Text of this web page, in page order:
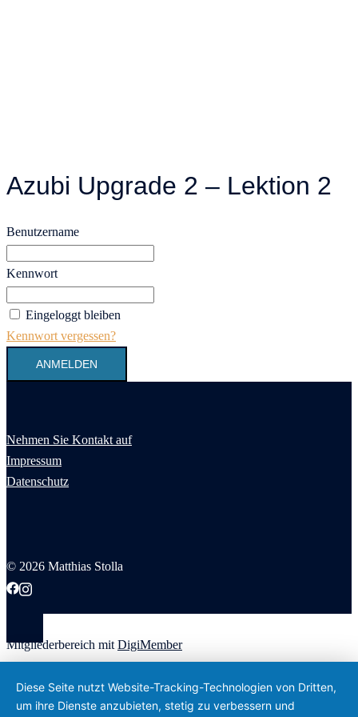
Azubi Upgrade 2 – Lektion 2
Benutzername
Kennwort
Eingeloggt bleiben
Kennwort vergessen?
Nehmen Sie Kontakt auf
Impressum
Datenschutz
© 2026 Matthias Stolla
Mitgliederbereich mit DigiMember
Diese Seite nutzt Website-Tracking-Technologien von Dritten,
um ihre Dienste anzubieten, stetig zu verbessern und